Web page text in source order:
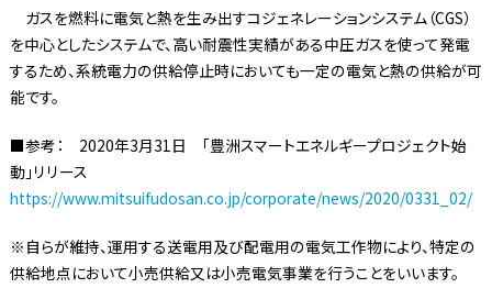
ガスを燃料に電気と熱を生み出すコジェネレーションシステム（CGS）
を中心としたシステムで、高い耐震性実績がある中圧ガスを使って発電
するため、系統電力の供給停止時においても一定の電気と熱の供給が可
能です。
■参考： 2020年3月31日 「豊洲スマートエネルギープロジェクト始
動」リリース
https://www.mitsuifudosan.co.jp/corporate/news/2020/0331_02/
※自らが維持、運用する送電用及び配電用の電気工作物により、特定の
供給地点において小売供給又は小売電気事業を行うことをいいます。